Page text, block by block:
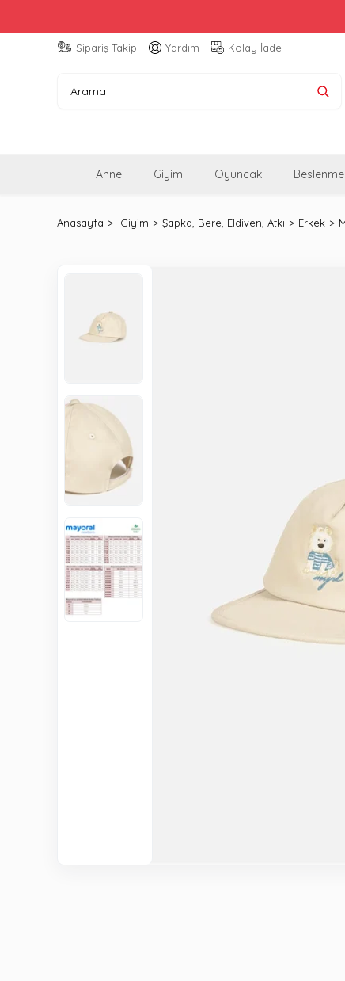
Sipariş Takip Yardım Kolay İade
Anne Giyim Oyuncak Beslenme
Anasayfa Giyim Şapka, Bere, Eldiven, Atkı Erkek